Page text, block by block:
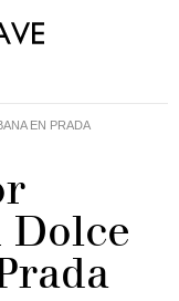
EN PRADA
Dolce